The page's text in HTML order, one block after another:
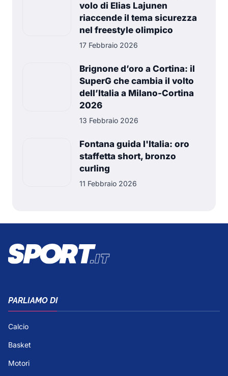
volo di Elias Lajunen
riaccende il tema sicurezza
nel freestyle olimpico
17 Febbraio 2026
Brignone d’oro a Cortina: il
SuperG che cambia il volto
dell’Italia a Milano-Cortina
2026
13 Febbraio 2026
Fontana guida l'Italia: oro
staffetta short, bronzo
curling
11 Febbraio 2026
PARLIAMO DI
Calcio
Basket
Motori